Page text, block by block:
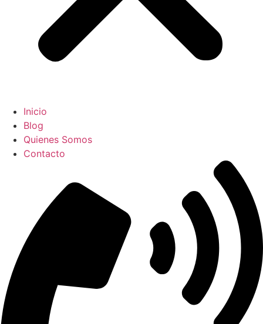
Inicio
Blog
Quienes Somos
Contacto